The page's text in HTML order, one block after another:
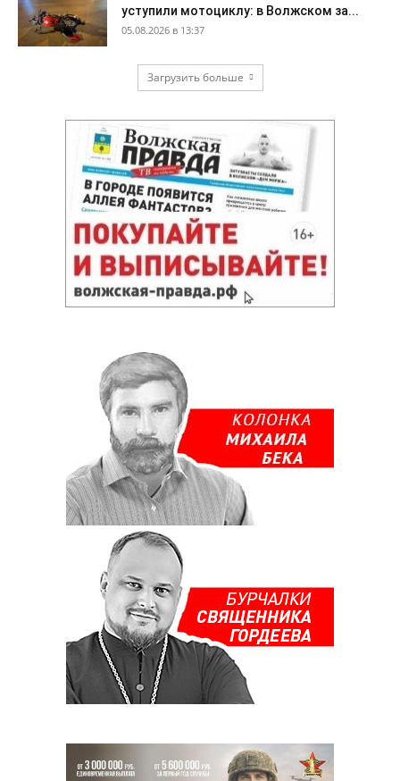
уступили мотоциклу: в Волжском за...
05.08.2026 в 13:37
Загрузить больше